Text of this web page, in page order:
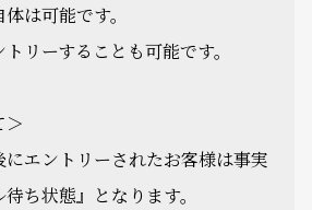
は可能です。
リーすることも可能です。
＞
にエントリーされたお客様は事実
ち状態』となります。